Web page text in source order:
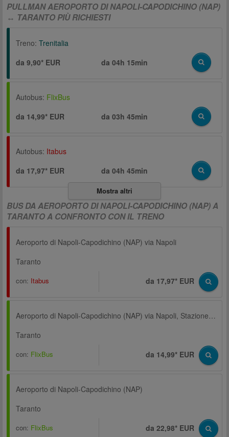
PULLMAN AEROPORTO DI NAPOLI-CAPODICHINO (NAP)
↔ TARANTO PIÙ RICHIESTI
Treno: Trenitalia
da 9,90* EUR
da04h 15min
Autobus: FlixBus
da 14,99* EUR
da03h 45min
Autobus: Itabus
da 17,97* EUR
da04h 45min
Mostra altri
BUS DA AEROPORTO DI NAPOLI-CAPODICHINO (NAP) A
TARANTO A CONFRONTO CON IL TRENO
Aeroporto di Napoli-Capodichino (NAP) via Napoli
Taranto
con: Itabus da 17,97* EUR
Aeroporto di Napoli-Capodichino (NAP) via Napoli, Stazione centrale, Parcheggio Metropark, Corso Arnaldo Lucci
Taranto
con: FlixBus da 14,99* EUR
Aeroporto di Napoli-Capodichino (NAP)
Taranto
con: FlixBus da 22,98* EUR